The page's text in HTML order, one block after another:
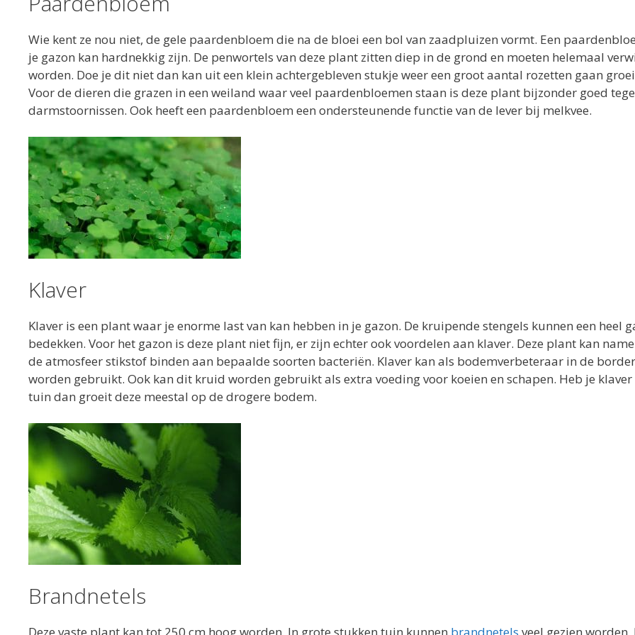
Wie kent ze nou niet, de gele paardenbloem die na de bloei een bol van zaadpluizen vormt. Een
je gazon kan hardnekkig zijn. De penwortels van deze plant zitten diep in de grond en moeten helemaal
worden. Doe je dit niet dan kan uit een klein achtergebleven stukje weer een groot aantal rozetten gaan
Voor de dieren die grazen in een weiland waar veel paardenbloemen staan is deze plant bijzonder goed
darmstoornissen. Ook heeft een paardenbloem een ondersteunende functie van de lever bij melkvee.
Klaver
Klaver is een plant waar je enorme last van kan hebben in je gazon. De kruipende stengels kunnen een heel
bedekken. Voor het gazon is deze plant niet fijn, er zijn echter ook voordelen aan klaver. Deze plant kan
de atmosfeer stikstof binden aan bepaalde soorten bacteriën. Klaver kan als bodemverbeteraar in de
worden gebruikt. Ook kan dit kruid worden gebruikt als extra voeding voor koeien en schapen. Heb je klaver
tuin dan groeit deze meestal op de drogere bodem.
Brandnetels
Deze vaste plant kan tot 250 cm hoog worden. In grote stukken tuin kunnen brandnetels veel gezien worden.